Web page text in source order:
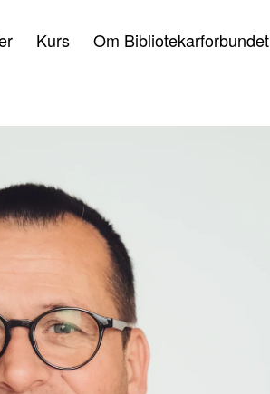
Kurs Om Bibliotekarforbundet